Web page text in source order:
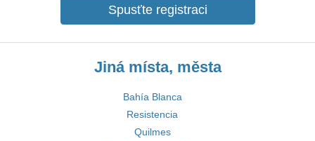
Spusťte registraci
Jiná místa, města
Bahía Blanca
Resistencia
Quilmes